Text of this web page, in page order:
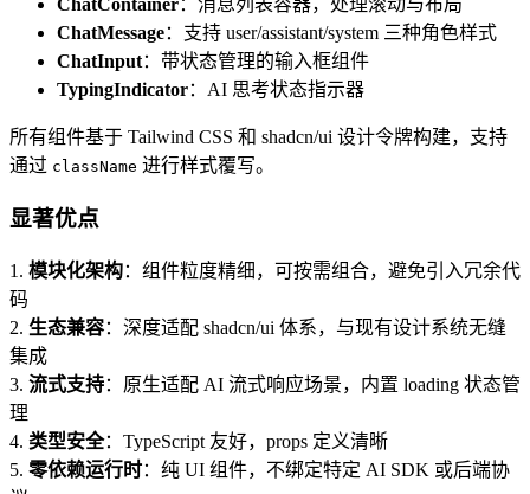
ChatContainer：消息列表容器，处理滚动与布局
ChatMessage：支持 user/assistant/system 三种角色样式
ChatInput：带状态管理的输入框组件
TypingIndicator：AI 思考状态指示器
所有组件基于 Tailwind CSS 和 shadcn/ui 设计令牌构建，支持
通过 className 进行样式覆写。
显著优点
1. 模块化架构：组件粒度精细，可按需组合，避免引入冗余代
码
2. 生态兼容：深度适配 shadcn/ui 体系，与现有设计系统无缝
集成
3. 流式支持：原生适配 AI 流式响应场景，内置 loading 状态管
理
4. 类型安全：TypeScript 友好，props 定义清晰
5. 零依赖运行时：纯 UI 组件，不绑定特定 AI SDK 或后端协